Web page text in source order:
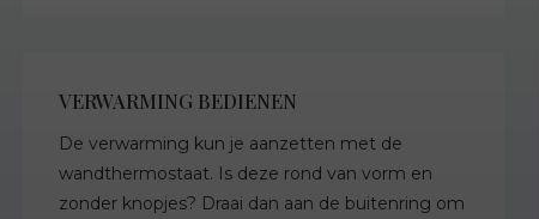
VERWARMING BEDIENEN
De verwarming kun je aanzetten met de
wandthermostaat. Is deze rond van vorm en
zonder knopjes? Draai dan aan de buitenring om